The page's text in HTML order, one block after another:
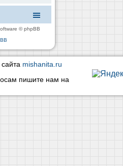
© phpBB
mishanita.ru
пишите нам на